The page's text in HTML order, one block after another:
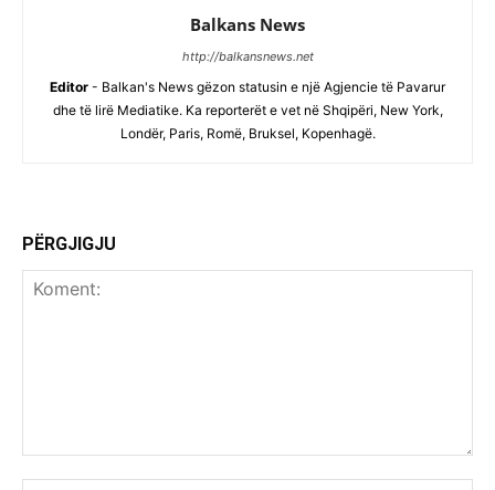
Balkans News
http://balkansnews.net
Editor - Balkan's News gëzon statusin e një Agjencie të Pavarur
dhe të lirë Mediatike. Ka reporterët e vet në Shqipëri, New York,
Londër, Paris, Romë, Bruksel, Kopenhagë.
PËRGJIGJU